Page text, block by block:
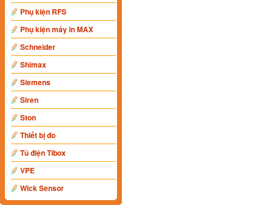
Phụ kiện RFS
Phụ kiện máy in MAX
Schneider
Shimax
Siemens
Siren
Ston
Thiết bị đo
Tủ điện Tibox
VPE
Wick Sensor